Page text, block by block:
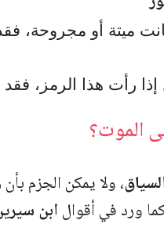
ميتة أو مجروحة،
إذا رأت هذا الرمز،
الموت؟
، ولا يمكن الجزم
ورد في أقوالابن